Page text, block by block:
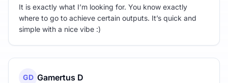
It is exactly what I’m looking for. You know exactly
where to go to achieve certain outputs. It’s quick and
simple with a nice vibe :)
GD Gamertus D